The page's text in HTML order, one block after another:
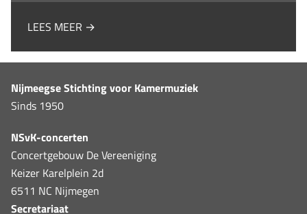
LEES MEER →
Nijmeegse Stichting voor Kamermuziek
Sinds 1950
NSvK-concerten
Concertgebouw De Vereeniging
Keizer Karelplein 2d
6511 NC Nijmegen
Secretariaat